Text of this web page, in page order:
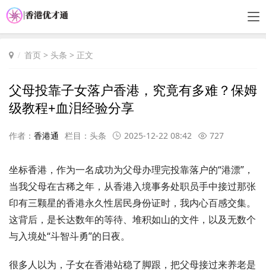
首页 > 头条 > 正文
父母投靠子女落户香港，究竟有多难？保姆
级教程+血泪经验分享
作者： 香港通 栏目： 头条 2025-12-22 08:42 727
坐标香港，作为一名成功为父母办理完投靠落户的“港漂”，
当我父母在古稀之年，从香港入境事务处职员手中接过那张
印有三颗星的香港永久性居民身份证时，我内心百感交集。
这背后，是长达数年的等待、堆积如山的文件，以及无数个
与入境处“斗智斗勇”的日夜。
很多人以为，子女在香港站稳了脚跟，把父母接过来养老是